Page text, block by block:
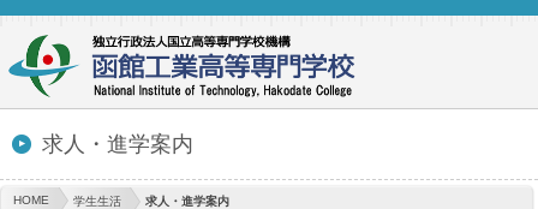
求人・進学案内
HOME 学生生活 求人・進学案内